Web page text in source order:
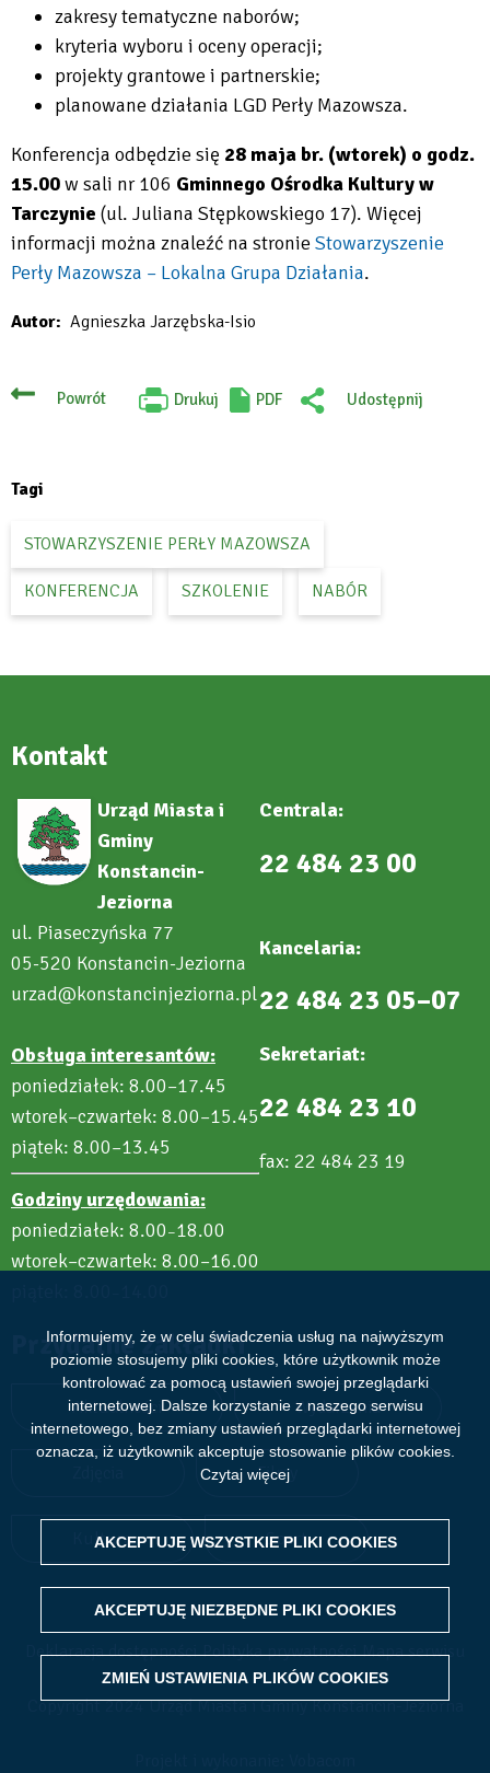
Informujemy, że w celu świadczenia usług na najwyższym
poziomie stosujemy pliki cookies, które użytkownik może
kontrolować za pomocą ustawień swojej przeglądarki
internetowej. Dalsze korzystanie z naszego serwisu
internetowego, bez zmiany ustawień przeglądarki internetowej
oznacza, iż użytkownik akceptuje stosowanie plików cookies.
Czytaj więcej
AKCEPTUJĘ WSZYSTKIE PLIKI COOKIES
AKCEPTUJĘ NIEZBĘDNE PLIKI COOKIES
WITHDRAW CONSENT
ZMIEŃ USTAWIENIA PLIKÓW COOKIES
zakresy tematyczne naborów;
kryteria wyboru i oceny operacji;
projekty grantowe i partnerskie;
planowane działania LGD Perły Mazowsza.
Konferencja odbędzie się 28 maja br. (wtorek) o godz.
15.00w sali nr 106 Gminnego Ośrodka Kultury w
Tarczynie (ul. Juliana Stępkowskiego 17). Więcej
informacji można znaleźć na stronie Stowarzyszenie
Perły Mazowsza – Lokalna Grupa Działania
open
new
.
Autor Agnieszka Jarzębska-Isio
Powrót Drukuj
Will
PDF
Udostępnij
Tagi
STOWARZYSZENIE PERŁY MAZOWSZA
KONFERENCJA SZKOLENIE NABÓR
Kontakt
Urząd Miasta i
Gminy
Konstancin-
Jeziorna
ul. Piaseczyńska 77
05-520 Konstancin-Jeziorna
urzad@konstancinjeziorna.pl
Obsługa interesantów:
poniedziałek: 8.00–17.45
wtorek–czwartek: 8.00–15.45
piątek: 8.00–13.45
Godziny urzędowania:
poniedziałek: 8.00–18.00
wtorek–czwartek: 8.00–16.00
Centrala:
22 484 23 00
Kancelaria:
22 484 23 05–07
Sekretariat:
22 484 23 10
fax: 22 484 23 19
Przydatne zakładki
Aktualności Wydarzenia
Filmy
Kultura Sport
Copyright 2024 Urząd Miasta i Gminy Konstancin-Jeziorna
Deklaracja dostępności Polityka prywatności Mapa serwisu